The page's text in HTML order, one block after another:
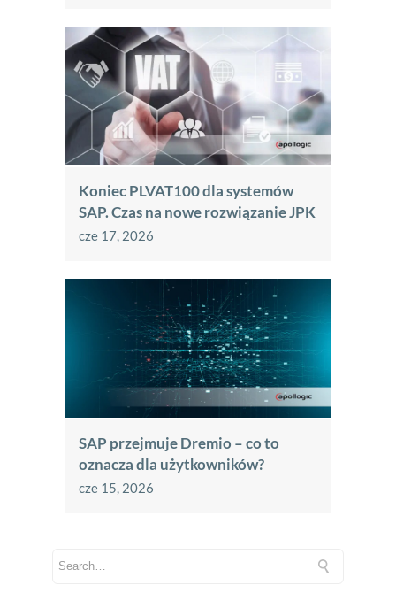
Koniec PLVAT100 dla systemów
SAP. Czas na nowe rozwiązanie JPK
cze 17, 2026
SAP przejmuje Dremio – co to
oznacza dla użytkowników?
cze 15, 2026